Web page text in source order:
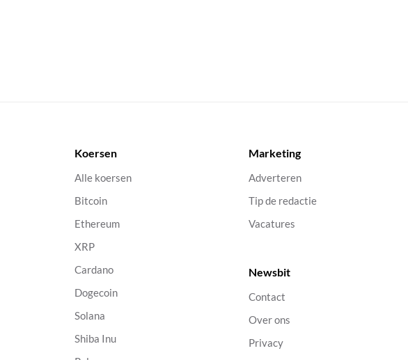
Koersen
Alle koersen
Bitcoin
Ethereum
XRP
Cardano
Dogecoin
Solana
Shiba Inu
Marketing
Adverteren
Tip de redactie
Vacatures
Newsbit
Contact
Over ons
Privacy